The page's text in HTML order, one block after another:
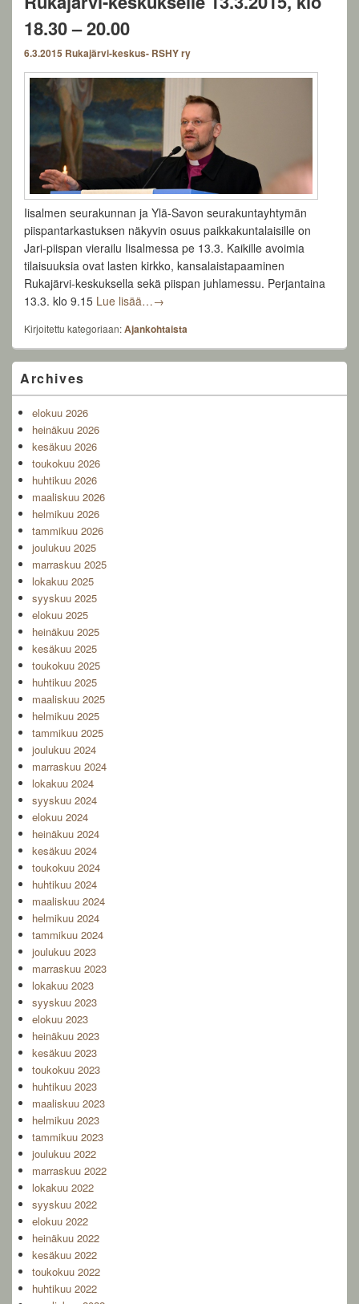
18.30 – 20.00
6.3.2015 Rukajärvi-keskus- RSHY ry
Iisalmen seurakunnan ja Ylä-Savon seurakuntayhtymän
piispantarkastuksen näkyvin osuus paikkakuntalaisille on
Jari-piispan vierailu Iisalmessa pe 13.3. Kaikille avoimia
tilaisuuksia ovat lasten kirkko, kansalaistapaaminen
Rukajärvi-keskuksella sekä piispan juhlamessu. Perjantaina
13.3. klo 9.15 Lue lisää…Tule tapaamaan Kuopion
→
Kirjoitettu kategoriaan:Ajankohtaista
Primary
Sidebar
Area
Archives
elokuu 2026
heinäkuu 2026
kesäkuu 2026
toukokuu 2026
huhtikuu 2026
maaliskuu 2026
helmikuu 2026
tammikuu 2026
joulukuu 2025
marraskuu 2025
lokakuu 2025
syyskuu 2025
elokuu 2025
heinäkuu 2025
kesäkuu 2025
toukokuu 2025
huhtikuu 2025
maaliskuu 2025
helmikuu 2025
tammikuu 2025
joulukuu 2024
marraskuu 2024
lokakuu 2024
syyskuu 2024
elokuu 2024
heinäkuu 2024
kesäkuu 2024
toukokuu 2024
huhtikuu 2024
maaliskuu 2024
helmikuu 2024
tammikuu 2024
joulukuu 2023
marraskuu 2023
lokakuu 2023
syyskuu 2023
elokuu 2023
heinäkuu 2023
kesäkuu 2023
toukokuu 2023
huhtikuu 2023
maaliskuu 2023
helmikuu 2023
tammikuu 2023
joulukuu 2022
marraskuu 2022
lokakuu 2022
syyskuu 2022
elokuu 2022
heinäkuu 2022
kesäkuu 2022
toukokuu 2022
huhtikuu 2022